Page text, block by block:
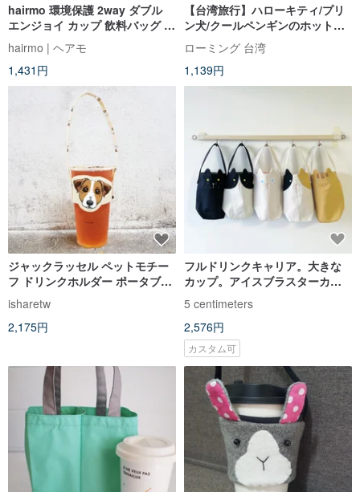
hairmo 環境保護 2way ダブル
エンジョイ カップ 飲料バッグ -
黒と白の花
hairmo | ヘアモ
1,431円
【台湾旅行】ハローキティ/プリ
ン犬/クールペンギンのホット炒
めカップビールカップタピオカ
ティー台湾
ローミング 台湾
1,139円
ジャックラッセル ペットモチー
フ ドリンクホルダー ポータブル
ドリンクバッグ
isharetw
2,175円
フルドリンクキャリア。大きな
カップ。アイスブラスターカッ
プ。刺繍可能です。カスタムサ
イズも利用可能です。猫
5 centimeters
2,576円
カスタム可